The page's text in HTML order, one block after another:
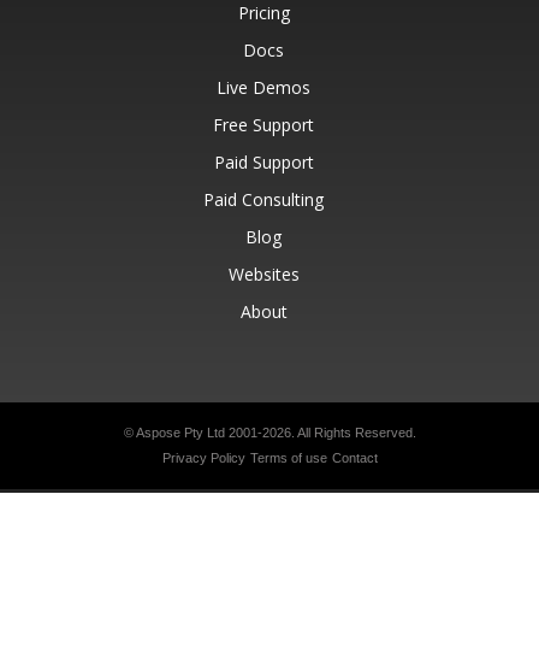
Pricing
Docs
Live Demos
Free Support
Paid Support
Paid Consulting
Blog
Websites
About
© Aspose Pty Ltd 2001-2026. All Rights Reserved.
Privacy Policy Terms of use Contact